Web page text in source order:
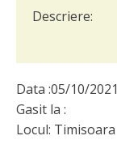
Descriere:
Data :05/10/2021
Gasit la :
Locul: Timisoara